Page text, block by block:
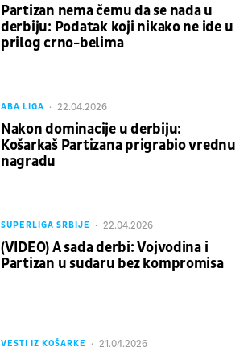
Partizan nema čemu da se nada u
derbiju: Podatak koji nikako ne ide u
prilog crno-belima
ABA LIGA 22.04.2026
Nakon dominacije u derbiju:
Košarkaš Partizana prigrabio vrednu
nagradu
SUPERLIGA SRBIJE 22.04.2026
(VIDEO) A sada derbi: Vojvodina i
Partizan u sudaru bez kompromisa
VESTI IZ KOŠARKE 21.04.2026